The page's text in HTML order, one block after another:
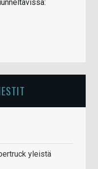
yleistä